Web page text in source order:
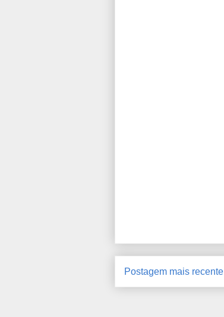
Postagem mais recente